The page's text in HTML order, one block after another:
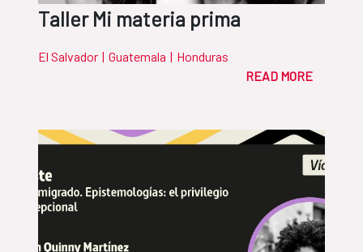
Taller Mi materia prima
El Salvador | Guatemala | Honduras
READ MORE